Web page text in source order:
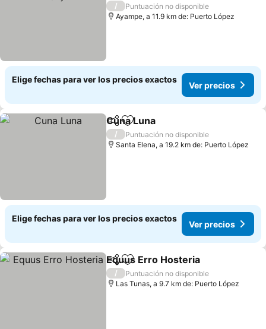
/
Puntuación no disponible
Ayampe, a 11.9 km de: Puerto López
Elige fechas para ver los precios exactos
Ver precios
CompartirAgregar a favoritos
Cuna Luna
/
Puntuación no disponible
Santa Elena, a 19.2 km de: Puerto López
Elige fechas para ver los precios exactos
Ver precios
CompartirAgregar a favoritos
Equus Erro Hosteria
/
Puntuación no disponible
Las Tunas, a 9.7 km de: Puerto López